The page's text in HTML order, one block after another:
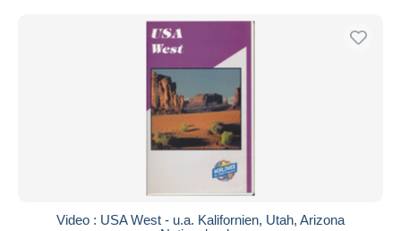
Video : USA West - u.a. Kalifornien, Utah, Arizona